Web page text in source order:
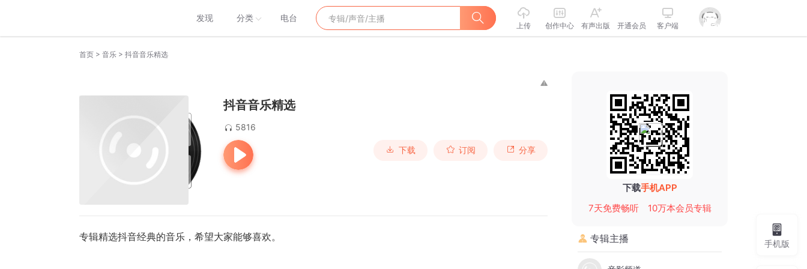
发现 分类 电台
上传 创作中心 有声出版 开通会员 客户端
首页 > 音乐 > 抖音音乐精选
抖音音乐精选
5816
下载 订阅 分享
专辑精选抖音经典的音乐，希望大家能够喜欢。
下载手机APP
7天免费畅听
10万本会员专辑
专辑主播 手机版